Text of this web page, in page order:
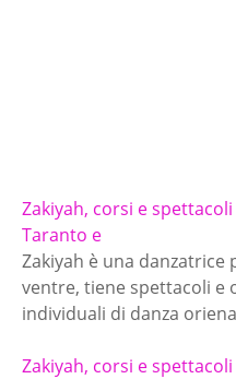
Zakiyah, corsi e
Taranto e
Zakiyah è una danzatrice
ventre, tiene spettacoli e
individuali di danza
Zakiyah, corsi e